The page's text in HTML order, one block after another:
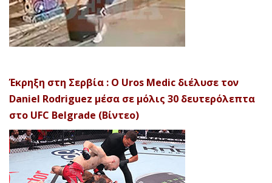
Έκρηξη στη Σερβία : Ο Uros Medic διέλυσε τον
Daniel Rodriguez μέσα σε μόλις 30 δευτερόλεπτα
στο UFC Belgrade (Βίντεο)